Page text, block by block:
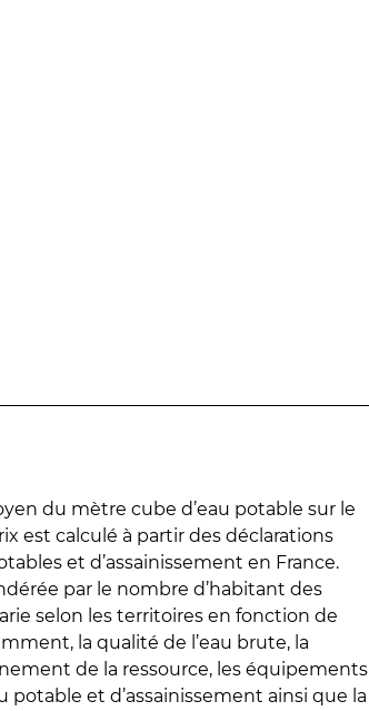
du mètre cube d’eau potable sur le
est calculé à partir des déclarations
et d’assainissement en France.
par le nombre d’habitant des
selon les territoires en fonction de
la qualité de l’eau brute, la
de la ressource, les équipements
potable et d’assainissement ainsi que la